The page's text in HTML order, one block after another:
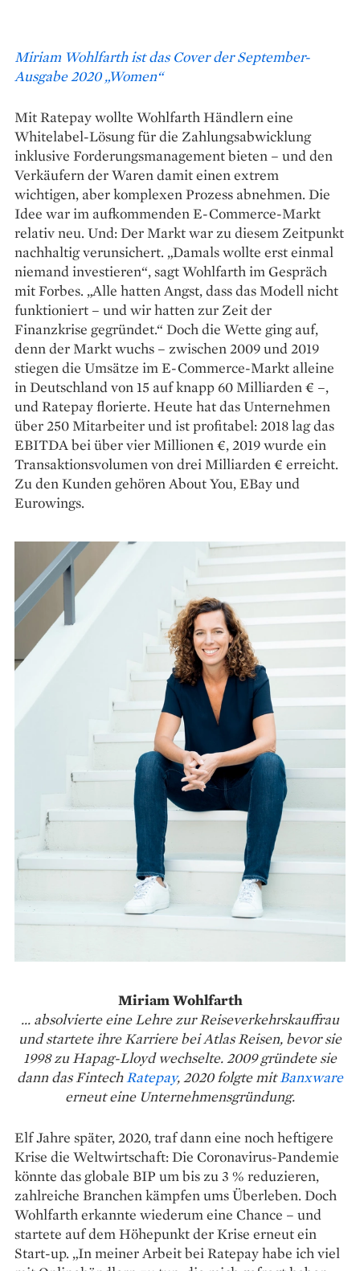
Miriam Wohlfarth ist das Cover der September-
Ausgabe 2020„Women“
Mit Ratepay wollte Wohlfarth Händlern eine
Whitelabel-Lösung für die Zahlungsabwicklung
inklusive Forderungsmanagement bieten – und den
Verkäufern der Waren damit einen extrem
wichtigen, aber komplexen Prozess abnehmen. Die
Idee war im aufkommenden E-Commerce-Markt
relativ neu. Und: Der Markt war zu diesem Zeitpunkt
nachhaltig verunsichert. „Damals wollte erst einmal
niemand investieren“, sagt Wohlfarth im Gespräch
mit Forbes. „Alle hatten Angst, dass das Modell nicht
funktioniert – und wir hatten zur Zeit der
Finanzkrise gegründet.“ Doch die Wette ging auf,
denn der Markt wuchs – zwischen 2009 und 2019
stiegen die Umsätze im E-Commerce-Markt alleine
in Deutschland von 15 auf knapp 60 Milliarden € –,
und Ratepay florierte. Heute hat das Unternehmen
über 250 Mitarbeiter und ist profitabel: 2018 lag das
EBITDA bei über vier Millionen €, 2019 wurde ein
Transaktionsvolumen von drei Milliarden € erreicht.
Zu den Kunden gehören About You, EBay und
Eurowings.
Miriam Wohlfarth
... absolvierte eine Lehre zur Reiseverkehrskauffrau
und startete ihre Karriere bei Atlas Reisen, bevor sie
1998 zu Hapag-Lloyd wechselte. 2009 gründete sie
dann das FintechRatepay, 2020 folgte mitBanxware
erneut eine Unternehmensgründung.
Elf Jahre später, 2020, traf dann eine noch heftigere
Krise die Weltwirtschaft: Die Corona­virus-Pandemie
könnte das globale BIP um bis zu 3 % reduzieren,
zahlreiche Branchen kämpfen ums Überleben. Doch
Wohlfarth erkannte wiederum eine Chance – und
startete auf dem Höhepunkt der Krise erneut ein
Start-up. „In meiner ­Arbeit bei Ratepay habe ich viel